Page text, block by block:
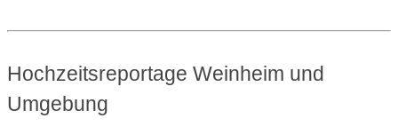
Hochzeitsreportage Weinheim und
Umgebung